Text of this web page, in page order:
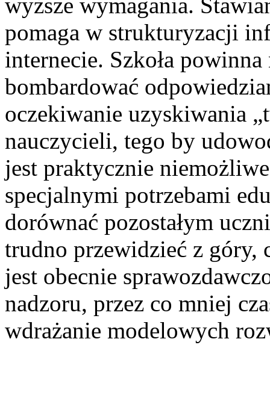
pomaga w strukturyzacji
internecie. Szkoła
bombardować
oczekiwanie uzyskiwania
nauczycieli, tego by
jest praktycznie
specjalnymi potrzebami
dorównać pozostałym
trudno przewidzieć z góry,
jest obecnie
nadzoru, przez co mniej
wdrażanie modelowych